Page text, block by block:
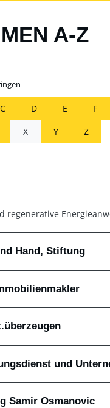
A-Z
C D E F
X Y Z
regenerative
Hand, Stiftung
und
Samir Osmanovic